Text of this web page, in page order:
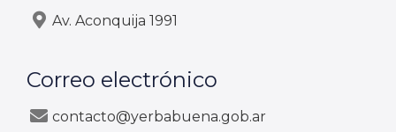
Av. Aconquija 1991
Correo electrónico
contacto@yerbabuena.gob.ar